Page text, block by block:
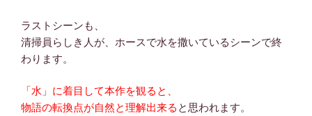
ラストシーンも、
清掃員らしき人が、ホースで水を撒いているシーンで終
わります。
「水」に着目して本作を観ると、
物語の転換点が自然と理解出来る と思われます。